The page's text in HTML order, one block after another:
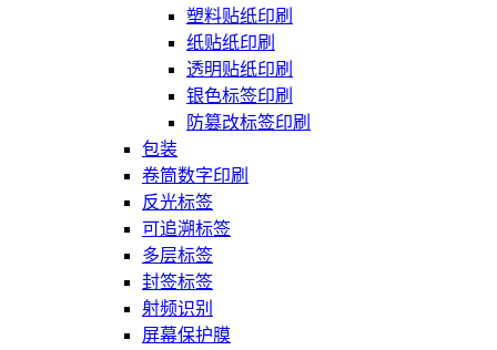
塑料贴纸印刷
纸贴纸印刷
透明贴纸印刷
银色标签印刷
防篡改标签印刷
包装
卷筒数字印刷
反光标签
可追溯标签
多层标签
封签标签
射频识别
屏幕保护膜